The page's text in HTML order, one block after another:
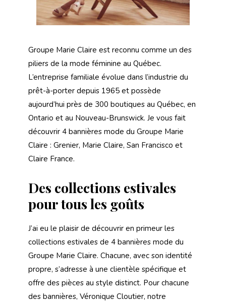
Groupe Marie Claire est reconnu comme un des
piliers de la mode féminine au Québec.
L’entreprise familiale évolue dans l’industrie du
prêt-à-porter depuis 1965 et possède
aujourd’hui près de 300 boutiques au Québec, en
Ontario et au Nouveau-Brunswick. Je vous fait
découvrir 4 bannières mode du Groupe Marie
Claire : Grenier, Marie Claire, San Francisco et
Claire France.
Des collections estivales
pour tous les goûts
J’ai eu le plaisir de découvrir en primeur les
collections estivales de 4 bannières mode du
Groupe Marie Claire. Chacune, avec son identité
propre, s’adresse à une clientèle spécifique et
offre des pièces au style distinct. Pour chacune
des bannières, Véronique Cloutier, notre